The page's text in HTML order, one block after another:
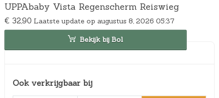
UPPAbaby Vista Regenscherm Reiswieg
€ 32,90 Laatste update op augustus 8, 2026 05:37
Bekijk bij Bol
Ook verkrijgbaar bij